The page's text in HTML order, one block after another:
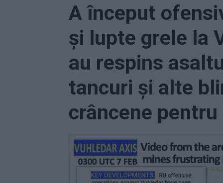
A început
și lupte grele la
au respins
tancuri și alte
crâncene